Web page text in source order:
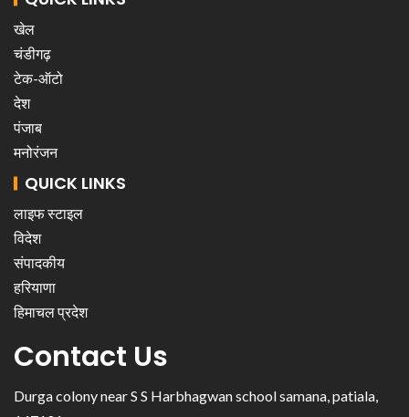
खेल
चंडीगढ़
टेक-ऑटो
देश
पंजाब
मनोरंजन
QUICK LINKS
लाइफ स्टाइल
विदेश
संपादकीय
हरियाणा
हिमाचल प्रदेश
Contact Us
Durga colony near S S Harbhagwan school samana, patiala,